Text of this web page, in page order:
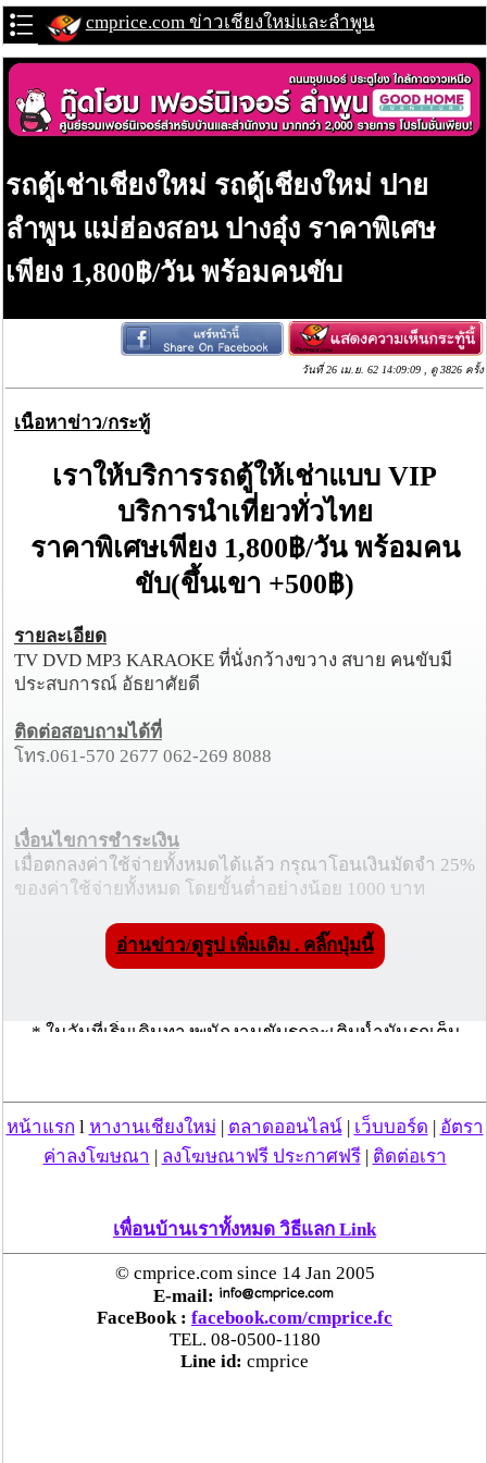
cmprice.com ข่าวเชียงใหม่และลำพูน
รถตู้เช่าเชียงใหม่ รถตู้เชียงใหม่ ปาย
ลำพูน แม่ฮ่องสอน ปางอุ๋ง ราคาพิเศษ
เพียง 1,800฿/วัน พร้อมคนขับ
วันที่ 26 เม.ย. 62 14:09:09 , ดู 3826 ครั้ง
เนื้อหาข่าว/กระทู้
เราให้บริการรถตู้ให้เช่าแบบ VIP
บริการนำเที่ยวทั่วไทย
ราคาพิเศษเพียง 1,800฿/วัน พร้อมคน
ขับ(ขึ้นเขา +500฿)
รายละเอียด
TV DVD MP3 KARAOKE ที่นั่งกว้างขวาง สบาย คนขับมี
ประสบการณ์ อัธยาศัยดี
ติดต่อสอบถามได้ที่
โทร.061-570 2677 062-269 8088
เงื่อนไขการชำระเงิน
เมื่อตกลงค่าใช้จ่ายทั้งหมดได้แล้ว กรุณาโอนเงินมัดจำ 25%
ของค่าใช้จ่ายทั้งหมด โดยขั้นต่ำอย่างน้อย 1000 บาท
* ในวันที่เริ่มเดินทางพนักงานขับรถจะเติมน้ำมันรถเต็ม
* การเติมน้ำมันรถในครั้งต่อๆไป ผู้ใช้บริการจะต้องเป็น
ผู้รับผิดชอบค่าใช้จ่ายและเติมน้ำมันเต็มถังให้กับ พนักงาน
ขับรถ เมื่อเดินทางกลับถึงปลายทาง
อ่านข่าว/ดูรูป เพิ่มเติม . คลิ๊กปุ่มนี้
หน้าแรก l หางานเชียงใหม่ ตลาดออนไลน์| เว็บบอร์ด
อัตรา
ค่าลงโฆษณา
ลงโฆษณาฟรี ประกาศฟรี| ติดต่อเรา
เพื่อนบ้านเราทั้งหมด วิธีแลก Link
© cmprice.com since 14 Jan 2005
E-mail:
FaceBook : facebook.com/cmprice.fc
TEL. 08-0500-1180
Line id: cmprice